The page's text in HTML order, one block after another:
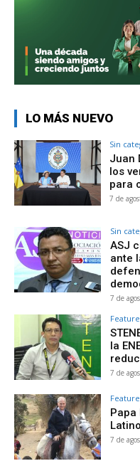
LO MÁS NUEVO
Sin
Juan
los
para
7 de
Sin
ASJ
ante
7 de
la
7 de
Papa
7 de